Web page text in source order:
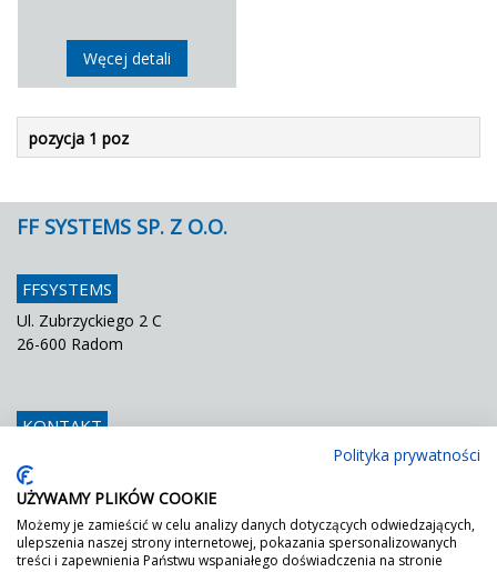
Węcej detali
pozycja 1 poz
FF SYSTEMS SP. Z O.O.
FFSYSTEMS
Ul. Zubrzyckiego 2 C
26-600 Radom
KONTAKT
Fax
E mail
info@ffsystems.pl
Polityka prywatności
UŻYWAMY PLIKÓW COOKIE
Możemy je zamieścić w celu analizy danych dotyczących odwiedzających,
ulepszenia naszej strony internetowej, pokazania spersonalizowanych
treści i zapewnienia Państwu wspaniałego doświadczenia na stronie